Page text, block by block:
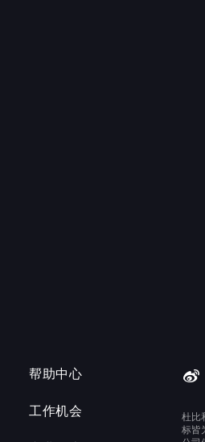
帮助中心
工作机会
杜比
标皆